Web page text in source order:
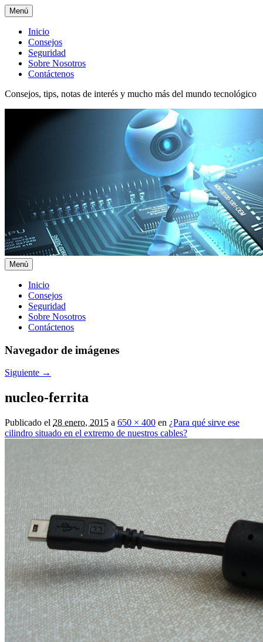
Menú
Menú
superior
Inicio
Consejos
Seguridad
Sobre Nosotros
Contáctenos
Consejos, tips, notas de interés y mucho más del mundo tecnológico
Menú
Menú
principal
Inicio
Consejos
Seguridad
Sobre Nosotros
Contáctenos
Navegador de imágenes
Siguiente →
nucleo-ferrita
Publicado el 28 enero, 2015 a 650 × 400 en ¿Para qué sirve ese
cilindro situado en el extremo de nuestros cables?